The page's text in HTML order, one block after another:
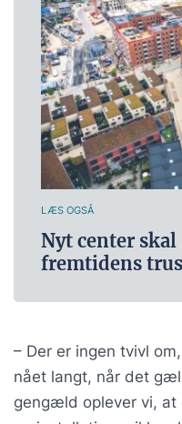
LÆS OGSÅ
Nyt center
fremtidens
– Der er ingen tvivl
nået langt, når det
gengæld oplever vi, at